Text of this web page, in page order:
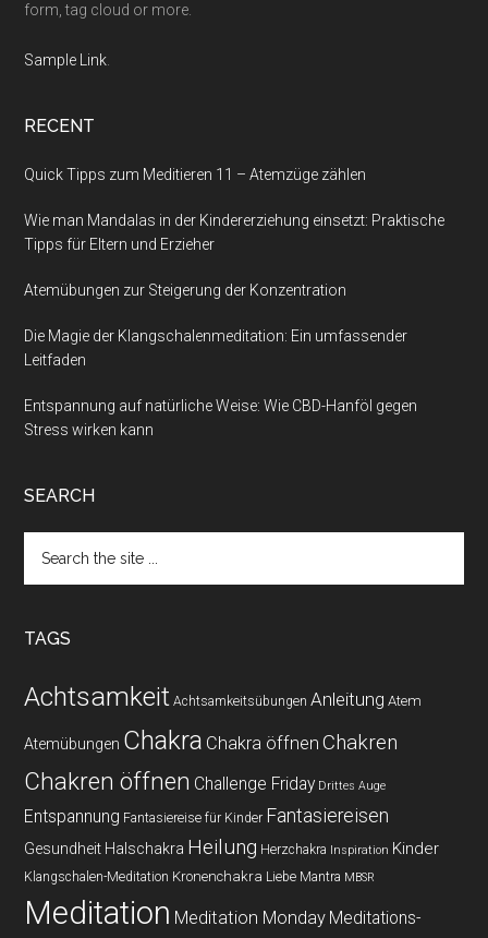
form, tag cloud or more.
Sample Link.
RECENT
Quick Tipps zum Meditieren 11 – Atemzüge zählen
Wie man Mandalas in der Kindererziehung einsetzt: Praktische
Tipps für Eltern und Erzieher
Atemübungen zur Steigerung der Konzentration
Die Magie der Klangschalenmeditation: Ein umfassender
Leitfaden
Entspannung auf natürliche Weise: Wie CBD-Hanföl gegen
Stress wirken kann
SEARCH
the
TAGS
Achtsamkeit Achtsamkeitsübungen Anleitung Atem
Atemübungen Chakra Chakra öffnen Chakren
Chakren öffnen Challenge Friday Drittes Auge
Entspannung Fantasiereise für Kinder Fantasiereisen
Gesundheit Halschakra Heilung Herzchakra Inspiration Kinder
Klangschalen-Meditation Kronenchakra Liebe Mantra MBSR
Meditation Meditation Monday Meditations-